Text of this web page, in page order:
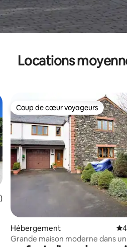
Locations
sur la base de 346
Coup de cœur voyageurs
Coup de cœur voyageurs
Hébergement
Grande maison moderne dans